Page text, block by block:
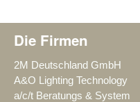
Die Firmen
2M Deutschland GmbH
A&O Lighting Technology
a/c/t Beratungs & System